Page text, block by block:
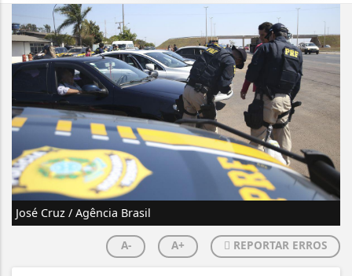
José Cruz / Agência Brasil
A- A+ REPORTAR ERROS